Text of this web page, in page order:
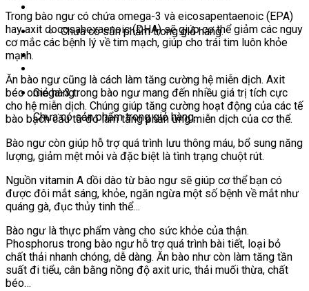
Chưa có sản phẩm trong giỏ hàng.
Giỏ hàng
Chưa có sản phẩm trong giỏ hàng.
Trong bào ngư có chứa omega-3 và eicosapentaenoic (EPA)
hay axit docosahexaenoic (DHA) sẽ giúp cơ thể giảm các nguy
cơ mắc các bệnh lý về tim mạch, giúp cho trái tim luôn khỏe
mạnh.
Ăn bào ngư cũng là cách làm tăng cường hệ miễn dịch. Axit
béo omega-3 trong bào ngư mang đến nhiều giá trị tích cực
cho hệ miễn dịch. Chúng giúp tăng cường hoạt động của các tế
bào bạch cầu từ đó làm tăng phản ứng miễn dịch của cơ thể.
Bào ngư còn giúp hỗ trợ quá trình lưu thông máu, bổ sung năng
lượng, giảm mệt mỏi và đặc biệt là tình trạng chuột rút.
Nguồn vitamin A dồi dào từ bào ngư sẽ giúp cơ thể bạn có
được đôi mắt sáng, khỏe, ngăn ngừa một số bệnh về mắt như
quáng gà, đục thủy tinh thể…
Bào ngư là thực phẩm vàng cho sức khỏe của thận.
Phosphorus trong bào ngư hỗ trợ quá trình bài tiết, loại bỏ
chất thải nhanh chóng, dễ dàng. Ăn bào như còn làm tăng tần
suất đi tiểu, cân bằng nồng độ axit uric, thải muối thừa, chất
béo…